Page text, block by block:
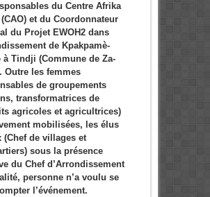
du Centre Afrika
et du Coordonnateur
du Projet EWOH2 dans
de Kpakpamè-
à Tindji (Commune de Za-
Outre les femmes
de groupements
transformatrices de
agricoles et agricultrices)
mobilisées, les élus
(Chef de villages et
sous la présence
du Chef d’Arrondissement
personne n’a voulu se
l’événement.